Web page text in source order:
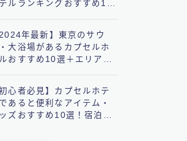
ルランキングおすすめ10
2024年最新】東京のサウ
大浴場があるカプセルホ
おすすめ10選＋エリア別
初心者必見】カプセルホテ
あると便利なアイテム・
ズおすすめ10選！宿泊前